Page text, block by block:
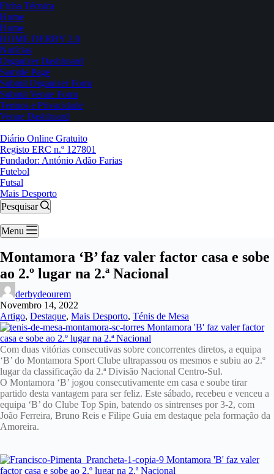
Ficha Técnica
Home
Home
HOME DERBY 2.0
Notícias
Organizer Dashboard
Sample Page
Submit Organizer Form
Submit Venue Form
Termos e Privacidade
Venue Dashboard
Diário Online Gratuito
Registo ERC n.º 127801
Fundador: António Adão Farias
Futebol
Futsal
Mais Desporto
Pesquisar
Menu
Montamora ‘B’ faz valer factor casa e sobe
ao 2.º lugar na 2.ª Nacional
derbydeourem
Novembro 14, 2022
Artigo, Destaque, Mais Desporto, Ténis de Mesa
Com duas vitórias consecutivas sobre concorrentes diretos, a equipa
‘B’ do Montamora Sport Clube ultrapassou os mesmos e subiu ao 2.º
lugar da classificação da 2.ª Divisão Nacional Centro-Sul.
O Montamora ‘B’ jogou consecutivamente em casa e soube tirar
partido desta vantagem para ser feliz. Este sábado, recebeu e venceu a
equipa ‘B’ do Clube Top Spin, batendo os sintrenses por 3-2, com
João Ferreira, Bruno Reis e Filipe Guia em destaque pela formação da
Amoreira.